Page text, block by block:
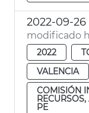
2022-09-26
modificado
2022
VALENCIA
COMISIÓN
PE